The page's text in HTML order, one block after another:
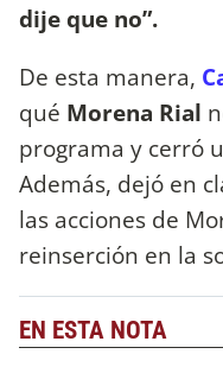
dije que no”.
De esta manera,
qué Morena Rial
programa y cerró
Además, dejó en
las acciones de
reinserción en la
EN ESTA NOTA